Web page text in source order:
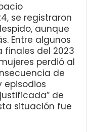
se registraron
aunque
Entre algunos
finales del 2023
perdió al
de
episodios
de
situación fue